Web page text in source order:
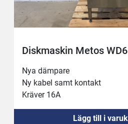
Diskmaskin Metos
Nya dämpare
Ny kabel samt kontakt
Kräver 16A
Lägg till i